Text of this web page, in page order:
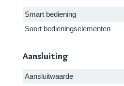
Smart bediening
Soort bedieningselementen
Aansluiting
Aansluitwaarde